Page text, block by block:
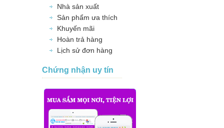
Nhà sản xuất
Sản phẩm ưa thích
Khuyến mãi
Hoàn trả hàng
Lịch sử đơn hàng
Chứng nhận uy tín